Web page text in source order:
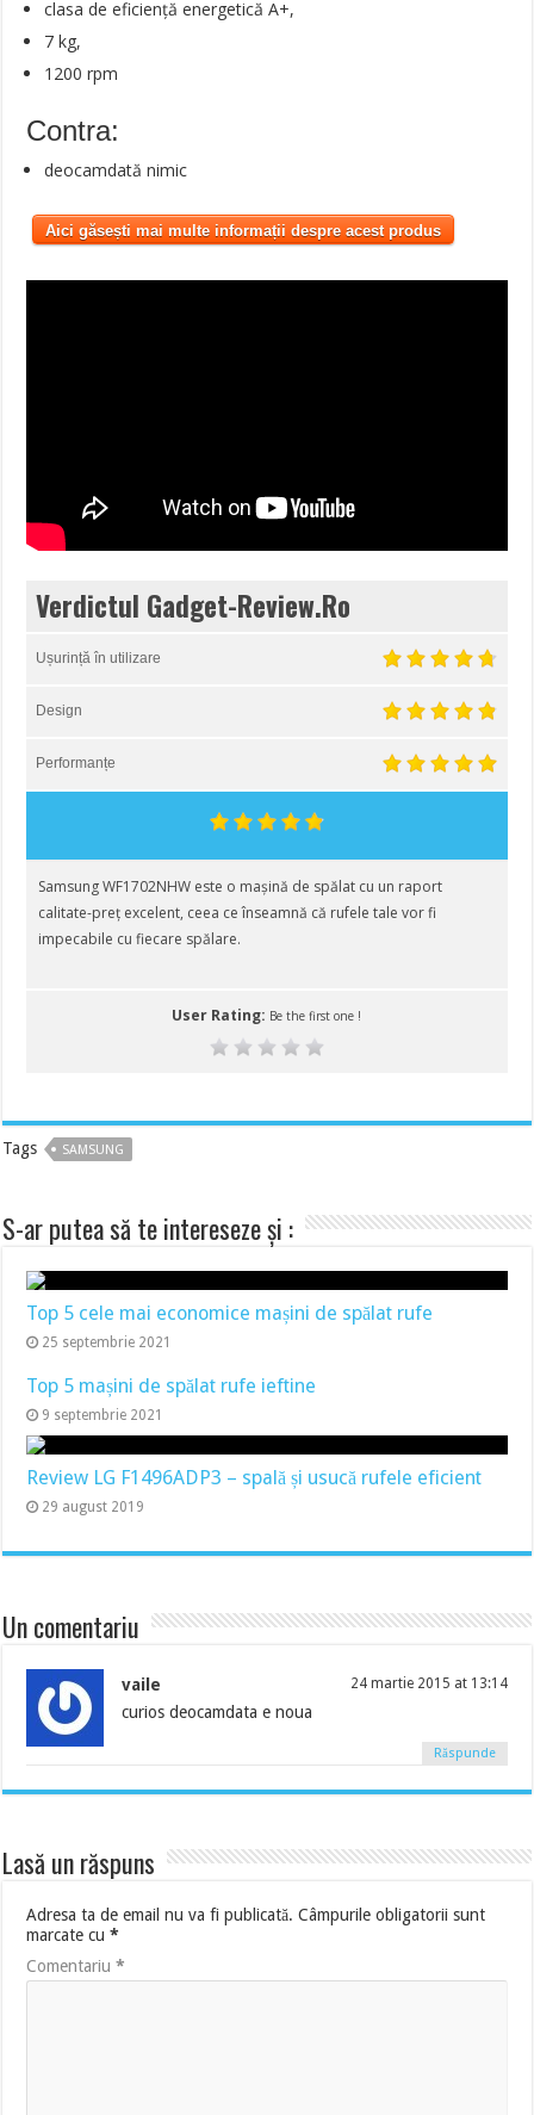
clasa de eficiență energetică A+,
7 kg,
1200 rpm
Contra:
deocamdată nimic
Aici găsești mai multe informații despre acest produs
Verdictul Gadget-Review.Ro
Ușurință în utilizare
Design
Performanțe
Samsung WF1702NHW este o mașină de spălat cu un raport
calitate-preț excelent, ceea ce înseamnă că rufele tale vor fi
impecabile cu fiecare spălare.
User Rating: Be the first one !
Tags SAMSUNG
S-ar putea să te intereseze și :
Top 5 cele mai economice mașini de spălat rufe
25 septembrie 2021
Top 5 mașini de spălat rufe ieftine
9 septembrie 2021
Review LG F1496ADP3 – spală și usucă rufele eficient
29 august 2019
Un comentariu
vaile 24 martie 2015 at 13:14
curios deocamdata e noua
Răspunde
Lasă un răspuns
Adresa ta de email nu va fi publicată. Câmpurile obligatorii sunt
marcate cu*
Comentariu*